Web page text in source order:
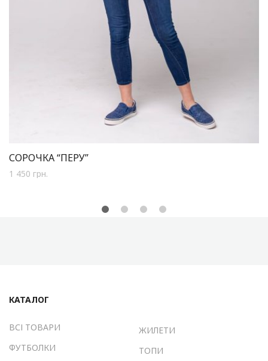
СОРОЧКА “ПЕРУ”
1 450 грн.
КАТАЛОГ
ВСІ ТОВАРИ
ФУТБОЛКИ
ЖИЛЕТИ
ТОПИ